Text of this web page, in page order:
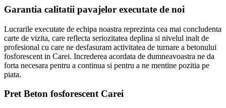
Garantia calitatii pavajelor executate de noi
Lucrarile executate de echipa noastra reprezinta cea mai concludenta
carte de vizita, care reflecta seriozitatea deplina si nivelul inalt de
profesional cu care ne desfasuram activitatea de turnare a betonului
fosforescent in Carei. Increderea acordata de dumneavoastra ne da
forta necesara pentru a continua si pentru a ne mentine pozitia pe
piata.
Pret Beton fosforescent Carei